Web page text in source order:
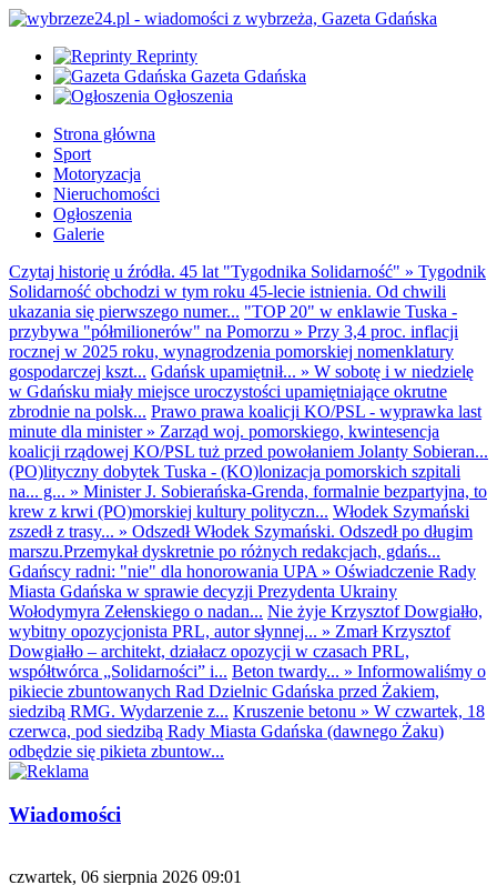
Reprinty
Gazeta Gdańska
Ogłoszenia
Strona główna
Sport
Motoryzacja
Nieruchomości
Ogłoszenia
Galerie
Czytaj historię u źródła. 45 lat "Tygodnika Solidarność" » Tygodnik
Solidarność obchodzi w tym roku 45-lecie istnienia. Od chwili
ukazania się pierwszego numer... "TOP 20" w enklawie Tuska -
przybywa "półmilionerów" na Pomorzu » Przy 3,4 proc. inflacji
rocznej w 2025 roku, wynagrodzenia pomorskiej nomenklatury
gospodarczej kszt... Gdańsk upamiętnił... » W sobotę i w niedzielę
w Gdańsku miały miejsce uroczystości upamiętniające okrutne
zbrodnie na polsk... Prawo prawa koalicji KO/PSL - wyprawka last
minute dla minister» Zarząd woj. pomorskiego, kwintesencja
koalicji rządowej KO/PSL tuż przed powołaniem Jolanty Sobieran...
(PO)lityczny dobytek Tuska - (KO)lonizacja pomorskich szpitali
na... g... » Minister J. Sobierańska-Grenda, formalnie bezpartyjna, to
krew z krwi (PO)morskiej kultury polityczn... Włodek Szymański
zszedł z trasy... » Odszedł Włodek Szymański. Odszedł po długim
marszu.Przemykał dyskretnie po różnych redakcjach, gdańs...
Gdańscy radni: "nie" dla honorowania UPA » Oświadczenie Rady
Miasta Gdańska w sprawie decyzji Prezydenta Ukrainy
Wołodymyra Zełenskiego o nadan... Nie żyje Krzysztof Dowgiałło,
wybitny opozycjonista PRL, autor słynnej... » Zmarł Krzysztof
Dowgiałło – architekt, działacz opozycji w czasach PRL,
współtwórca „Solidarności” i... Beton twardy... » Informowaliśmy o
pikiecie zbuntowanych Rad Dzielnic Gdańska przed Żakiem,
siedzibą RMG. Wydarzenie z... Kruszenie betonu » W czwartek, 18
czerwca, pod siedzibą Rady Miasta Gdańska (dawnego Żaku)
odbędzie się pikieta zbuntow...
Wiadomości
czwartek, 06 sierpnia 2026 09:01